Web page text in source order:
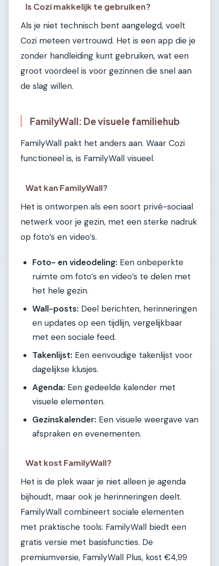
Is Cozi makkelijk te gebruiken?
Als je niet technisch bent aangelegd, voelt
Cozi meteen vertrouwd. Het is een app die je
zonder handleiding kunt gebruiken, wat een
groot voordeel is voor gezinnen die snel aan
de slag willen.
FamilyWall: De visuele familiehub
FamilyWall pakt het anders aan. Waar Cozi
functioneel is, is FamilyWall visueel.
Wat kan FamilyWall?
Het is ontworpen als een soort privé-sociaal
netwerk voor je gezin, met een sterke nadruk
op foto’s en video’s.
Foto- en videodeling: Een onbeperkte
ruimte om foto’s en video’s te delen met
het hele gezin.
Wall-posts: Deel berichten, herinneringen
en updates op een tijdlijn, vergelijkbaar
met een sociale feed.
Takenlijst: Een eenvoudige takenlijst voor
dagelijkse klusjes.
Agenda: Een gedeelde kalender met
visuele elementen.
Gezinskalender: Een visuele weergave van
afspraken en evenementen.
Wat kost FamilyWall?
Het is de plek waar je niet alleen je agenda
bijhoudt, maar ook je herinneringen deelt.
FamilyWall combineert sociale elementen
met praktische tools: FamilyWall biedt een
gratis versie met basisfuncties. De
premiumversie, FamilyWall Plus, kost €4,99